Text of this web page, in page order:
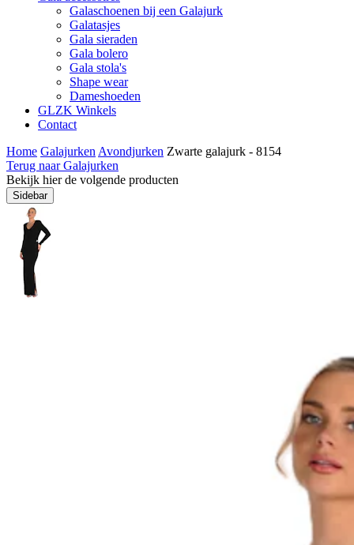
Galaschoenen bij een Galajurk
Galatasjes
Gala sieraden
Gala bolero
Gala stola's
Shape wear
Dameshoeden
GLZK Winkels
Contact
Home Galajurken Avondjurken Zwarte galajurk - 8154
Terug naar Galajurken
Bekijk hier de volgende producten
Sidebar